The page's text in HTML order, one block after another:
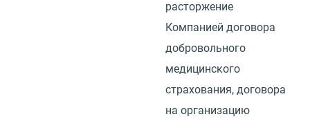
расторжение
Компанией договора
добровольного
медицинского
страхования, договора
на организацию